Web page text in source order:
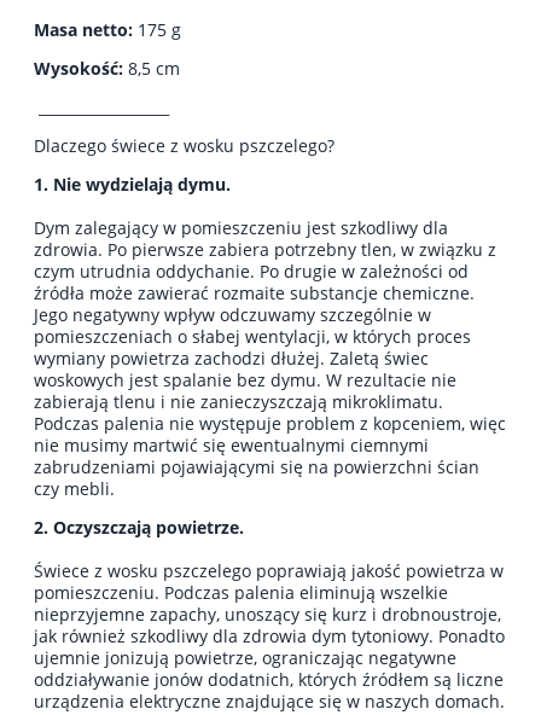
Masa netto: 175 g
Wysokość: 8,5 cm
Dlaczego świece z wosku pszczelego?
1. Nie wydzielają dymu.
Dym zalegający w pomieszczeniu jest szkodliwy dla
zdrowia. Po pierwsze zabiera potrzebny tlen, w związku z
czym utrudnia oddychanie. Po drugie w zależności od
źródła może zawierać rozmaite substancje chemiczne.
Jego negatywny wpływ odczuwamy szczególnie w
pomieszczeniach o słabej wentylacji, w których proces
wymiany powietrza zachodzi dłużej. Zaletą świec
woskowych jest spalanie bez dymu. W rezultacie nie
zabierają tlenu i nie zanieczyszczają mikroklimatu.
Podczas palenia nie występuje problem z kopceniem, więc
nie musimy martwić się ewentualnymi ciemnymi
zabrudzeniami pojawiającymi się na powierzchni ścian
czy mebli.
2. Oczyszczają powietrze.
Świece z wosku pszczelego poprawiają jakość powietrza w
pomieszczeniu. Podczas palenia eliminują wszelkie
nieprzyjemne zapachy, unoszący się kurz i drobnoustroje,
jak również szkodliwy dla zdrowia dym tytoniowy. Ponadto
ujemnie jonizują powietrze, ograniczając negatywne
oddziaływanie jonów dodatnich, których źródłem są liczne
urządzenia elektryczne znajdujące się w naszych domach.